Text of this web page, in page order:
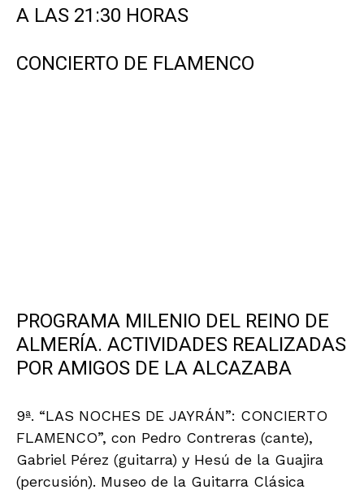
A LAS 21:30 HORAS
CONCIERTO DE FLAMENCO
PROGRAMA MILENIO DEL REINO DE
ALMERÍA. ACTIVIDADES REALIZADAS
POR AMIGOS DE LA ALCAZABA
9ª. “LAS NOCHES DE JAYRÁN”: CONCIERTO
FLAMENCO”, con Pedro Contreras (cante),
Gabriel Pérez (guitarra) y Hesú de la Guajira
(percusión). Museo de la Guitarra Clásica